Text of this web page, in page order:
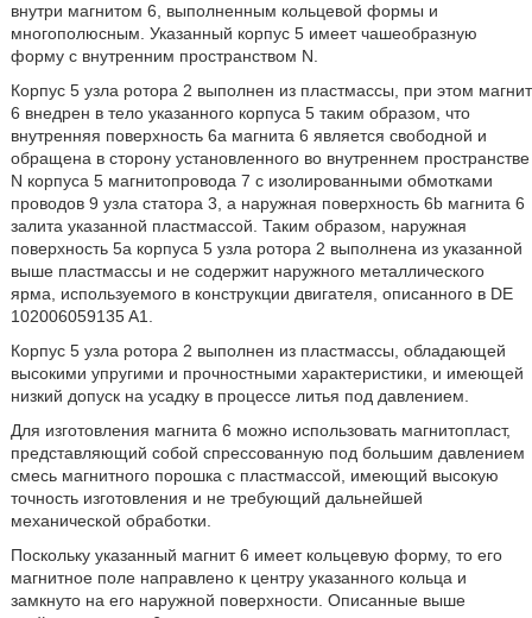
внутри магнитом 6, выполненным кольцевой формы и
многополюсным. Указанный корпус 5 имеет чашеобразную
форму с внутренним пространством N.
Корпус 5 узла ротора 2 выполнен из пластмассы, при этом магнит
6 внедрен в тело указанного корпуса 5 таким образом, что
внутренняя поверхность 6а магнита 6 является свободной и
обращена в сторону установленного во внутреннем пространстве
N корпуса 5 магнитопровода 7 с изолированными обмотками
проводов 9 узла статора 3, а наружная поверхность 6b магнита 6
залита указанной пластмассой. Таким образом, наружная
поверхность 5а корпуса 5 узла ротора 2 выполнена из указанной
выше пластмассы и не содержит наружного металлического
ярма, используемого в конструкции двигателя, описанного в DE
102006059135 A1.
Корпус 5 узла ротора 2 выполнен из пластмассы, обладающей
высокими упругими и прочностными характеристики, и имеющей
низкий допуск на усадку в процессе литья под давлением.
Для изготовления магнита 6 можно использовать магнитопласт,
представляющий собой спрессованную под большим давлением
смесь магнитного порошка с пластмассой, имеющий высокую
точность изготовления и не требующий дальнейшей
механической обработки.
Поскольку указанный магнит 6 имеет кольцевую форму, то его
магнитное поле направлено к центру указанного кольца и
замкнуто на его наружной поверхности. Описанные выше